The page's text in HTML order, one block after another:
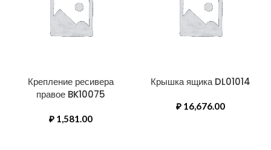
Крепление ресивера
правое BK10075
₽ 1,581.00
Крышка ящика DL01014
₽16,676.00